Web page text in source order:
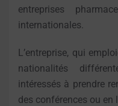
entreprises
internationales.
L’entreprise, qui
nationalités
intéressés à prendre
des conférences ou en